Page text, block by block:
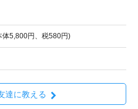
体5,800円、税580円)
達に教える